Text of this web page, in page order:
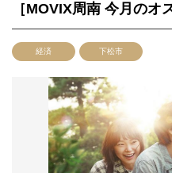
［MOVIX周南 今月のオ
経済 下松市